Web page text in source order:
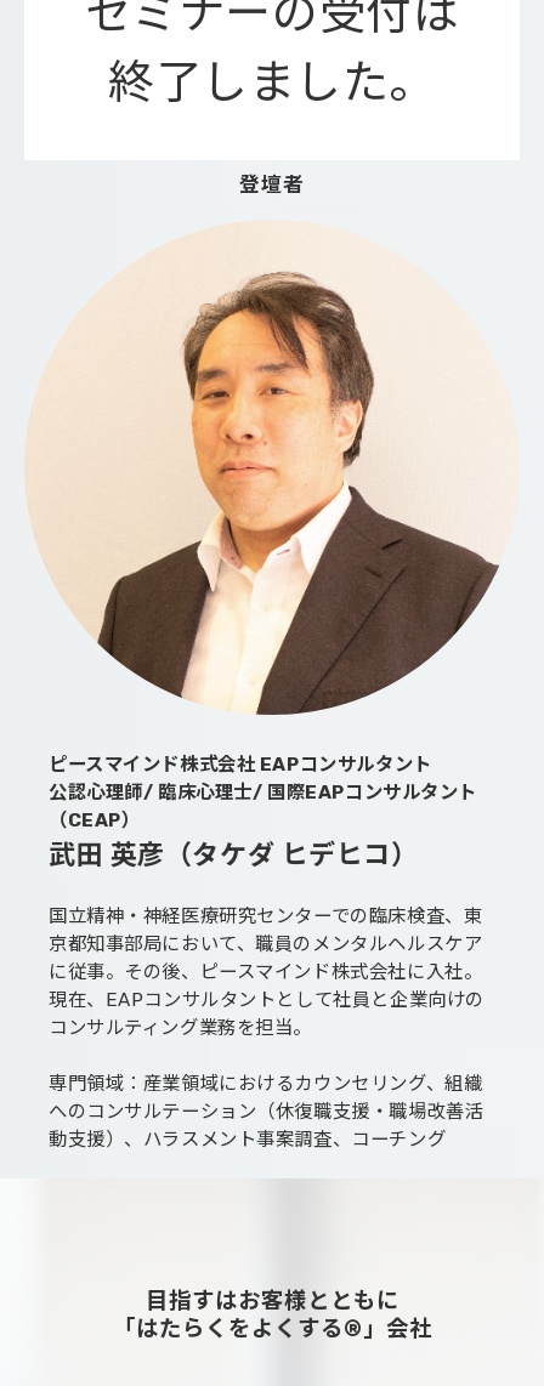
セミナーの受付は
終了しました。
登壇者
ピースマインド株式会社 EAPコンサルタント
公認心理師/ 臨床心理士/ 国際EAPコンサルタント
（CEAP）
武田 英彦（タケダ ヒデヒコ）
国立精神・神経医療研究センターでの臨床検査、東
京都知事部局において、職員のメンタルヘルスケア
に従事。その後、ピースマインド株式会社に入社。
現在、EAPコンサルタントとして社員と企業向けの
コンサルティング業務を担当。
専門領域：産業領域におけるカウンセリング、組織
へのコンサルテーション（休復職支援・職場改善活
動支援）、ハラスメント事案調査、コーチング
目指すはお客様とともに
「はたらくをよくする®」会社